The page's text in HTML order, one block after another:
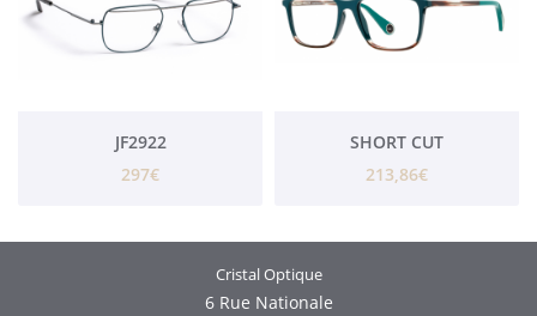
JF2922
297€
SHORT CUT
213,86€
Cristal Optique
6 Rue Nationale